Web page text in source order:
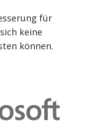
für
keine
können.